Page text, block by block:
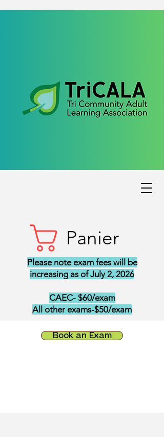
Panier
Please note exam fees will be
increasing as of July 2, 2026
CAEC- $60/exam
All other exams-$50/exam
Book an Exam